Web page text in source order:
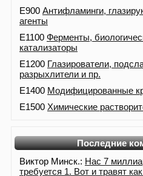
E900 Антифламинги,
агенты
E1100 Ферменты,
катализаторы
E1200 Глазирователи,
разрыхлители и пр.
E1400 Модифицированные
E1500 Химические
Последние
Виктор Минск.: Нас 7
требуется 1. Вот и травят